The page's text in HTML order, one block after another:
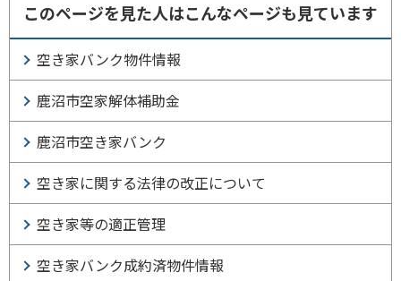
このページを見た人はこんなページも見ています
空き家バンク物件情報
鹿沼市空家解体補助金
鹿沼市空き家バンク
空き家に関する法律の改正について
空き家等の適正管理
空き家バンク成約済物件情報